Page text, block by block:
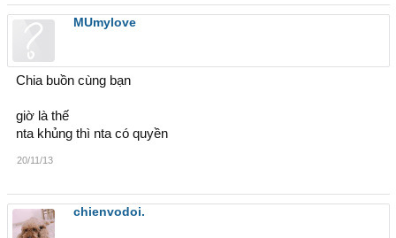
MUmylove
Chia buồn cùng bạn
giờ là thế
nta khủng thì nta có quyền
20/11/13
chienvodoi.